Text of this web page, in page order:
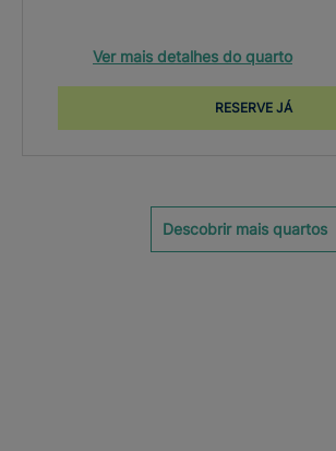
Ver mais detalhes do quarto
RESERVE JÁ
Descobrir mais quartos